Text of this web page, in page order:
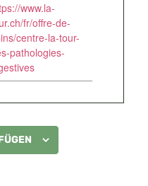
www.la-
fr/offre-de-
centre-la-tour-
pathologies-